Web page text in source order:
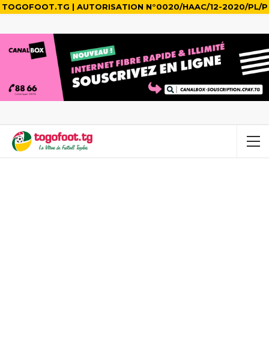
TOGOFOOT.TG | AUTORISATION N°0020/HAAC/12-2020/PL/P